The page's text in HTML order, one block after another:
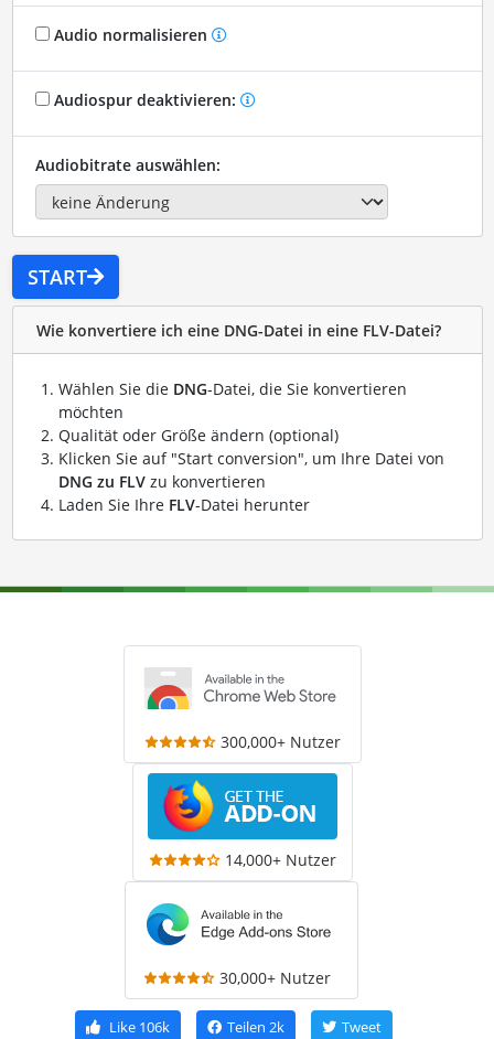
Audio normalisieren
Audiospur deaktivieren:
Audiobitrate auswählen:
START
Wie konvertiere ich eine DNG-Datei in eine FLV-Datei?
Wählen Sie die DNG-Datei, die Sie konvertieren
möchten
Qualität oder Größe ändern (optional)
Klicken Sie auf "Start conversion", um Ihre Datei von
DNG zu FLVzu konvertieren
Laden Sie Ihre FLV-Datei herunter
300,000+ Nutzer
14,000+ Nutzer
30,000+ Nutzer
Like 106k Teilen 2k Tweet